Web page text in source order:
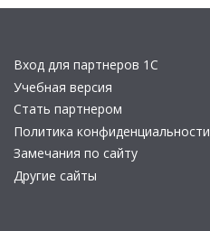
Вход для партнеров 1С
Учебная версия
Стать партнером
Политика конфиденциальности
Замечания по сайту
Другие сайты